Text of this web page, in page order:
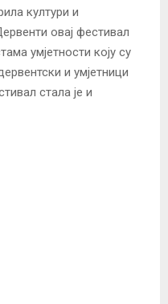
култури и
овај фестивал
умјетности коју су
и умјетници
стала је и